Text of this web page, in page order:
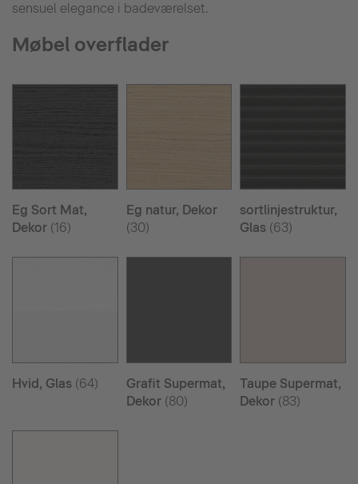
sensuel elegance i badeværelset.
Møbel overflader
Eg Sort Mat,
Dekor (16)
Eg natur, Dekor
(30)
sortlinjestruktur,
Glas (63)
Hvid, Glas (64)
Grafit Supermat,
Dekor(80)
Taupe Supermat,
Dekor (83)